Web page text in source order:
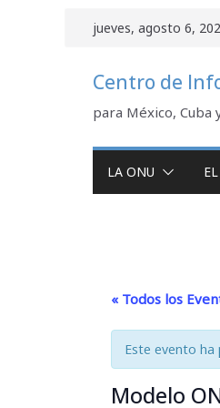
Saltarjueves, agosto 6,
Centro de
para México, Cuba
LA ONU
« Todos los
Este evento ha
Modelo